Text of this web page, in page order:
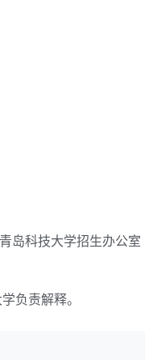
科技大学招生办公室
负责解释。